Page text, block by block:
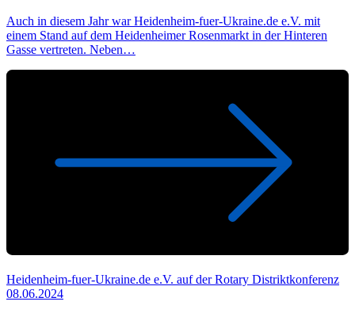
Auch in diesem Jahr war Heidenheim-fuer-Ukraine.de e.V. mit
einem Stand auf dem Heidenheimer Rosenmarkt in der Hinteren
Gasse vertreten. Neben…
Heidenheim-fuer-Ukraine.de e.V. auf der Rotary Distriktkonferenz
08.06.2024